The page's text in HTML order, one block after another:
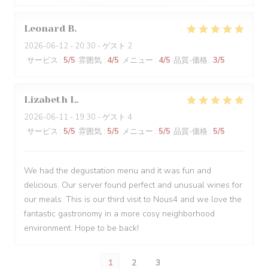
Leonard B
2026-06-12 - 20:30 - ゲスト 2
サービス : 5/5 雰囲気 : 4/5 メニュー : 4/5 品質-価格 : 3/5
Lizabeth L
2026-06-11 - 19:30 - ゲスト 4
サービス : 5/5 雰囲気 : 5/5 メニュー : 5/5 品質-価格 : 5/5
We had the degustation menu and it was fun and
delicious. Our server found perfect and unusual wines for
our meals. This is our third visit to Nous4 and we love the
fantastic gastronomy in a more cosy neighborhood
environment. Hope to be back!
1 2 3